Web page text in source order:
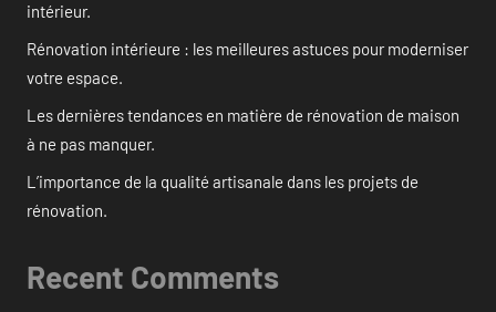
intérieur.
Rénovation intérieure : les meilleures astuces pour moderniser
votre espace.
Les dernières tendances en matière de rénovation de maison
à ne pas manquer.
L’importance de la qualité artisanale dans les projets de
rénovation.
Recent Comments